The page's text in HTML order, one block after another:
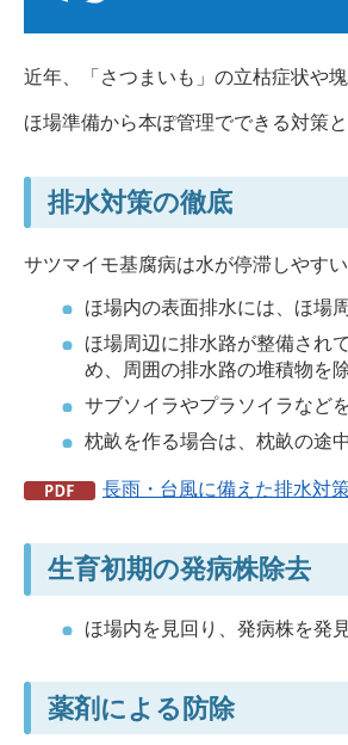
近年、「さつまいも」の立枯症状や
ほ場準備から本ぽ管理でできる対策
排水対策の徹底
サツマイモ基腐病は水が停滞しやす
ほ場内の表面排水には、ほ場
ほ場周辺に排水路が整備され
め、周囲の排水路の堆積物を
サブソイラやプラソイラなど
枕畝を作る場合は、枕畝の途
長雨・台風に備えた排水対
生育初期の発病株除去
ほ場内を見回り、発病株を発
薬剤による防除